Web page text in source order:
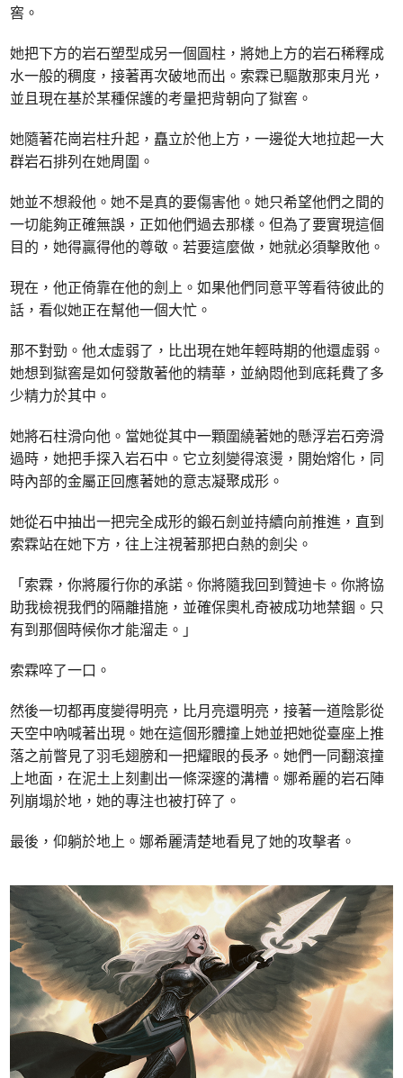
窖。
她把下方的岩石塑型成另一個圓柱，將她上方的岩石稀釋成
水一般的稠度，接著再次破地而出。索霖已驅散那束月光，
並且現在基於某種保護的考量把背朝向了獄窖。
她隨著花崗岩柱升起，矗立於他上方，一邊從大地拉起一大
群岩石排列在她周圍。
她並不想殺他。她不是真的要傷害他。她只希望他們之間的
一切能夠正確無誤，正如他們過去那樣。但為了要實現這個
目的，她得贏得他的尊敬。若要這麼做，她就必須擊敗他。
現在，他正倚靠在他的劍上。如果他們同意平等看待彼此的
話，看似她正在幫他一個大忙。
那不對勁。他太虛弱了，比出現在她年輕時期的他還虛弱。
她想到獄窖是如何發散著他的精華，並納悶他到底耗費了多
少精力於其中。
她將石柱滑向他。當她從其中一顆圍繞著她的懸浮岩石旁滑
過時，她把手探入岩石中。它立刻變得滾燙，開始熔化，同
時內部的金屬正回應著她的意志凝聚成形。
她從石中抽出一把完全成形的鍛石劍並持續向前推進，直到
索霖站在她下方，往上注視著那把白熱的劍尖。
「索霖，你將履行你的承諾。你將隨我回到贊迪卡。你將協
助我檢視我們的隔離措施，並確保奧札奇被成功地禁錮。只
有到那個時候你才能溜走。」
索霖啐了一口。
然後一切都再度變得明亮，比月亮還明亮，接著一道陰影從
天空中吶喊著出現。她在這個形體撞上她並把她從臺座上推
落之前瞥見了羽毛翅膀和一把耀眼的長矛。她們一同翻滾撞
上地面，在泥土上刻劃出一條深邃的溝槽。娜希麗的岩石陣
列崩塌於地，她的專注也被打碎了。
最後，仰躺於地上。娜希麗清楚地看見了她的攻擊者。